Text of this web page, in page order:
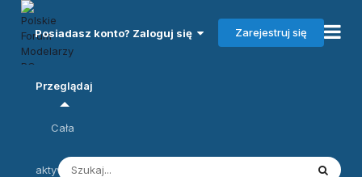
Posiadasz konto? Zaloguj się Zarejestruj się
Przeglądaj
Cała
aktywność